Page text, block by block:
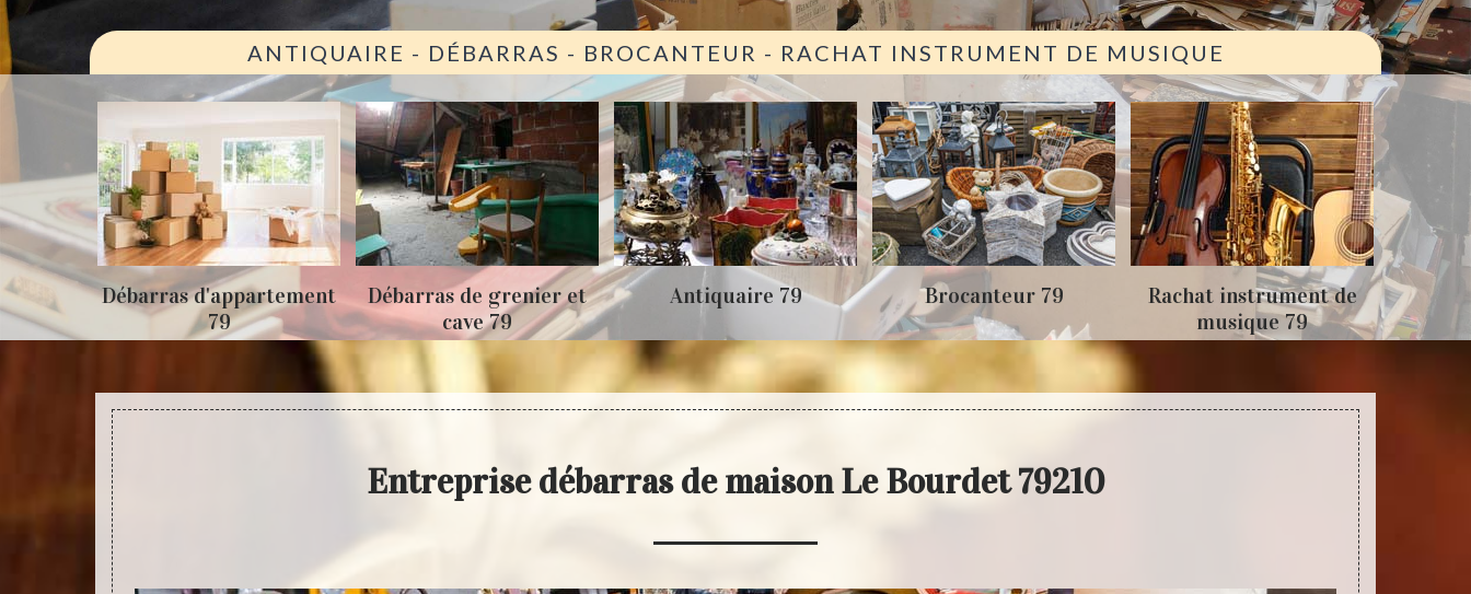
ANTIQUAIRE - DÉBARRAS - BROCANTEUR - RACHAT INSTRUMENT DE MUSIQUE
79
Débarras d'appartement
79
Débarras de grenier et
cave 79
Antiquaire 79 Brocanteur 79
Rachat instrument de
musique 79
Entreprise débarras de maison Le Bourdet 79210